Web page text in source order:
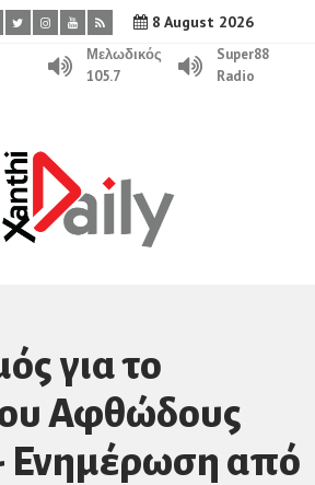
8 August 2026
Μελωδικός
105.7
Super88
Radio
για το
Αφθώδους
Ενημέρωση από